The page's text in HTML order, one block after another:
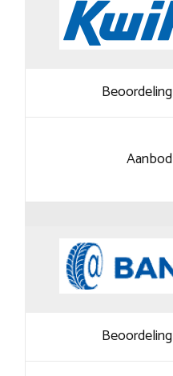
Beoordeling
Aanbod
Beoordeling